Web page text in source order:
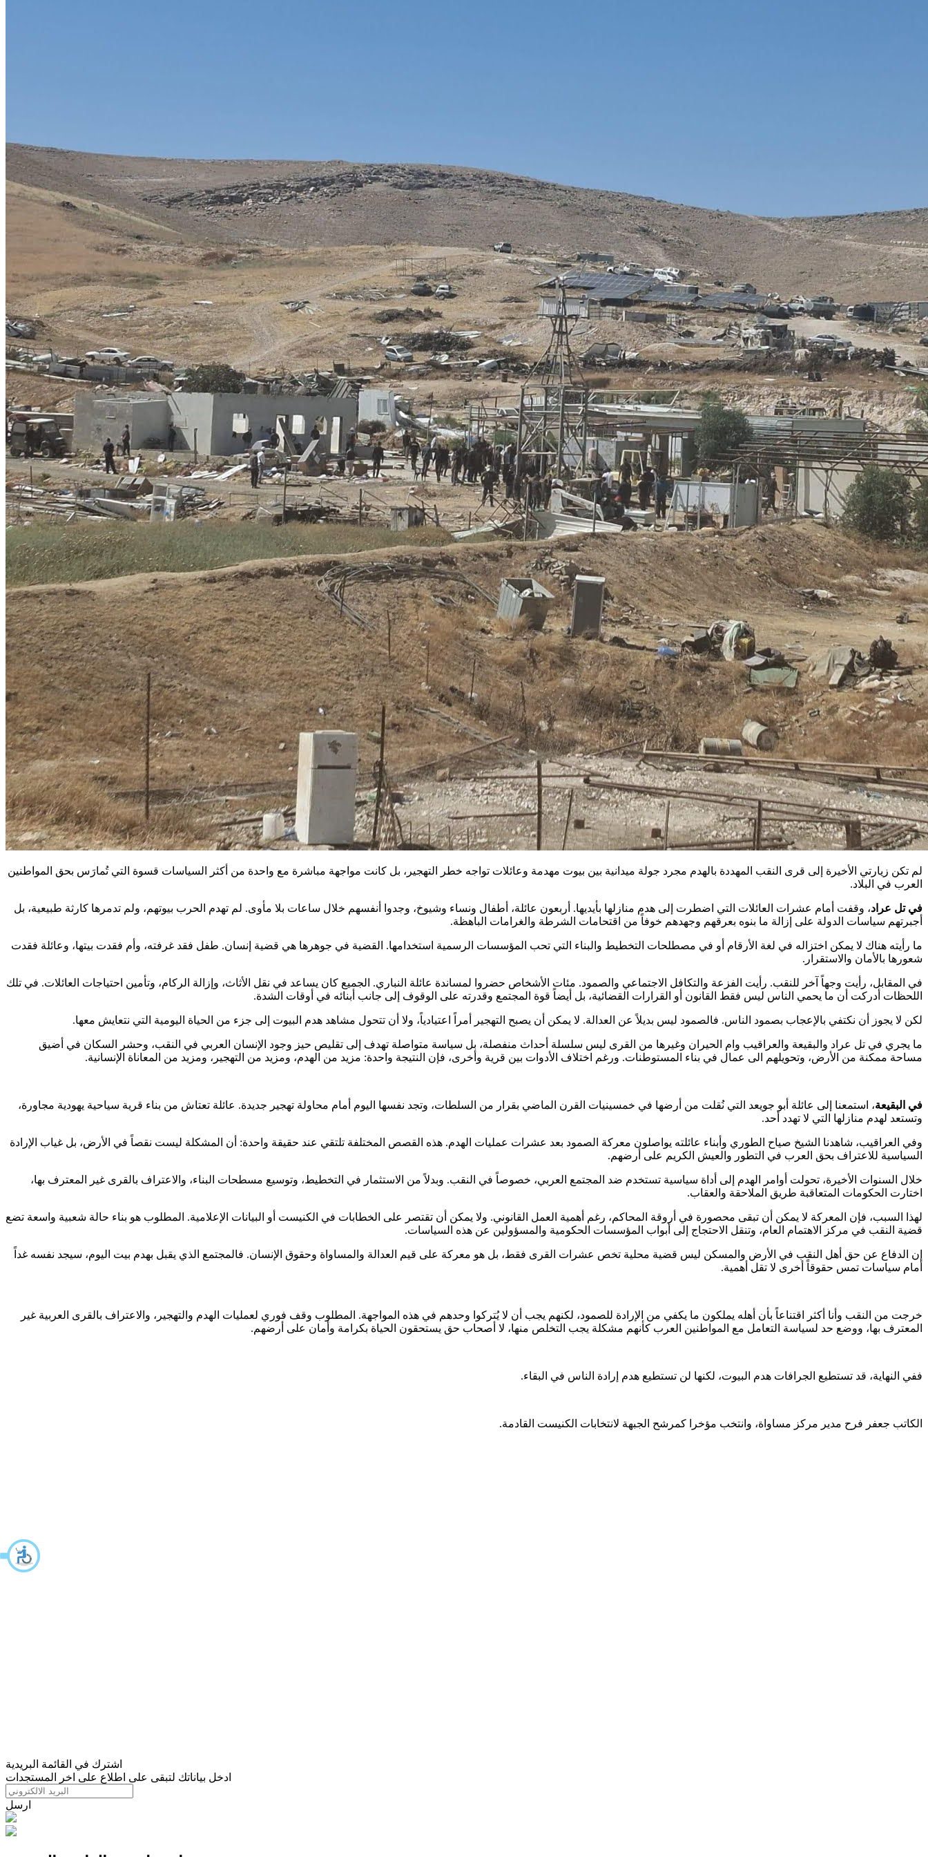
لم تكن زيارتي الأخيرة إلى قرى النقب المهددة بالهدم مجرد جولة ميدانية بين بيوت مهدمة وعائلات تواجه خطر التهجير، بل كانت مواجهة مباشرة مع واحدة من أكثر السياسات قسوة التي تُمارَس بحق المواطنين
العرب في البلاد.
في تل عراد، وقفت أمام عشرات العائلات التي اضطرت إلى هدم منازلها بأيديها. أربعون عائلة، أطفال ونساء وشيوخ، وجدوا أنفسهم خلال ساعات بلا مأوى. لم تهدم الحرب بيوتهم، ولم تدمرها كارثة طبيعية، بل
أجبرتهم سياسات الدولة على إزالة ما بنوه بعرقهم وجهدهم خوفاً من اقتحامات الشرطة والغرامات الباهظة.
ما رأيته هناك لا يمكن اختزاله في لغة الأرقام أو في مصطلحات التخطيط والبناء التي تحب المؤسسات الرسمية استخدامها. القضية في جوهرها هي قضية إنسان. طفل فقد غرفته، وأم فقدت بيتها، وعائلة فقدت
شعورها بالأمان والاستقرار.
في المقابل، رأيت وجهاً آخر للنقب. رأيت الفزعة والتكافل الاجتماعي والصمود. مئات الأشخاص حضروا لمساندة عائلة النباري. الجميع كان يساعد في نقل الأثاث، وإزالة الركام، وتأمين احتياجات العائلات. في تلك
اللحظات أدركت أن ما يحمي الناس ليس فقط القانون أو القرارات القضائية، بل أيضاً قوة المجتمع وقدرته على الوقوف إلى جانب أبنائه في أوقات الشدة.
لكن لا يجوز أن نكتفي بالإعجاب بصمود الناس. فالصمود ليس بديلاً عن العدالة. لا يمكن أن يصبح التهجير أمراً اعتيادياً، ولا أن تتحول مشاهد هدم البيوت إلى جزء من الحياة اليومية التي نتعايش معها.
ما يجري في تل عراد والبقيعة والعراقيب وام الحيران وغيرها من القرى ليس سلسلة أحداث منفصلة، بل سياسة متواصلة تهدف إلى تقليص حيز وجود الإنسان العربي في النقب، وحشر السكان في أضيق
مساحة ممكنة من الأرض، وتحويلهم الى عمال في بناء المستوطنات. ورغم اختلاف الأدوات بين قرية وأخرى، فإن النتيجة واحدة: مزيد من الهدم، ومزيد من التهجير، ومزيد من المعاناة الإنسانية.
في البقيعة، استمعنا إلى عائلة أبو جويعد التي نُقلت من أرضها في خمسينيات القرن الماضي بقرار من السلطات، وتجد نفسها اليوم أمام محاولة تهجير جديدة. عائلة تعتاش من بناء قرية سياحية يهودية مجاورة،
وتستعد لهدم منازلها التي لا تهدد أحد.
وفي العراقيب، شاهدنا الشيخ صياح الطوري وأبناء عائلته يواصلون معركة الصمود بعد عشرات عمليات الهدم. هذه القصص المختلفة تلتقي عند حقيقة واحدة: أن المشكلة ليست نقصاً في الأرض، بل غياب الإرادة
السياسية للاعتراف بحق العرب في التطور والعيش الكريم على أرضهم.
خلال السنوات الأخيرة، تحولت أوامر الهدم إلى أداة سياسية تستخدم ضد المجتمع العربي، خصوصاً في النقب. وبدلاً من الاستثمار في التخطيط، وتوسيع مسطحات البناء، والاعتراف بالقرى غير المعترف بها،
اختارت الحكومات المتعاقبة طريق الملاحقة والعقاب.
لهذا السبب، فإن المعركة لا يمكن أن تبقى محصورة في أروقة المحاكم، رغم أهمية العمل القانوني. ولا يمكن أن تقتصر على الخطابات في الكنيست أو البيانات الإعلامية. المطلوب هو بناء حالة شعبية واسعة تضع
قضية النقب في مركز الاهتمام العام، وتنقل الاحتجاج إلى أبواب المؤسسات الحكومية والمسؤولين عن هذه السياسات.
إن الدفاع عن حق أهل النقب في الأرض والمسكن ليس قضية محلية تخص عشرات القرى فقط، بل هو معركة على قيم العدالة والمساواة وحقوق الإنسان. فالمجتمع الذي يقبل بهدم بيت اليوم، سيجد نفسه غداً
أمام سياسات تمس حقوقاً أخرى لا تقل أهمية.
خرجت من النقب وأنا أكثر اقتناعاً بأن أهله يملكون ما يكفي من الإرادة للصمود، لكنهم يجب أن لا يُتركوا وحدهم في هذه المواجهة. المطلوب وقف فوري لعمليات الهدم والتهجير، والاعتراف بالقرى العربية غير
المعترف بها، ووضع حد لسياسة التعامل مع المواطنين العرب كأنهم مشكلة يجب التخلص منها، لا أصحاب حق يستحقون الحياة بكرامة وأمان على أرضهم.
ففي النهاية، قد تستطيع الجرافات هدم البيوت، لكنها لن تستطيع هدم إرادة الناس في البقاء.
الكاتب جعفر فرح مدير مركز مساواة، وانتخب مؤخرا كمرشح الجبهة لانتخابات الكنيست القادمة.
اشترك في القائمة البريدية
ادخل بياناتك لتبقى على اطلاع على اخر المستجدات
ارسل